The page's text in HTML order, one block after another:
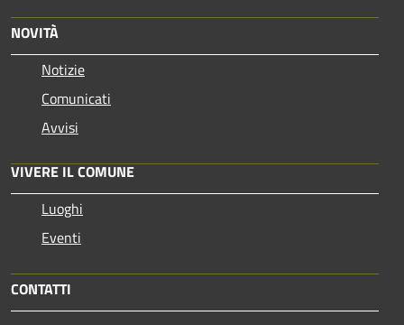
NOVITÀ
Notizie
Comunicati
Avvisi
VIVERE IL COMUNE
Luoghi
Eventi
CONTATTI